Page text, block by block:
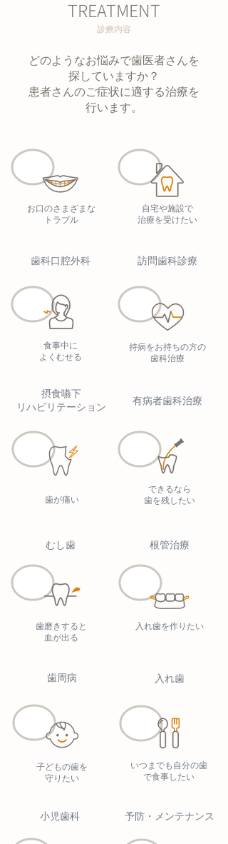
TREATMENT
診療内容
どのようなお悩みで歯医者さんを
探していますか？
患者さんのご症状に適する治療を
行います。
​お口のさまざまな
トラブル
歯科口腔外科
自宅や施設で
治療を受けたい
訪問歯科診療
食事中に
よくむせる
摂食嚥下
リハビリテーション
持病をお持ちの方の
歯科治療
有病者歯科治療
歯が痛い
むし歯
歯磨きすると
血が出る
歯周病
できるなら
歯を残したい
根管治療
入れ歯を作りたい
入れ歯
子どもの歯を
守りたい
小児歯科
いつまでも自分の歯
で食事したい
予防・メンテナンス